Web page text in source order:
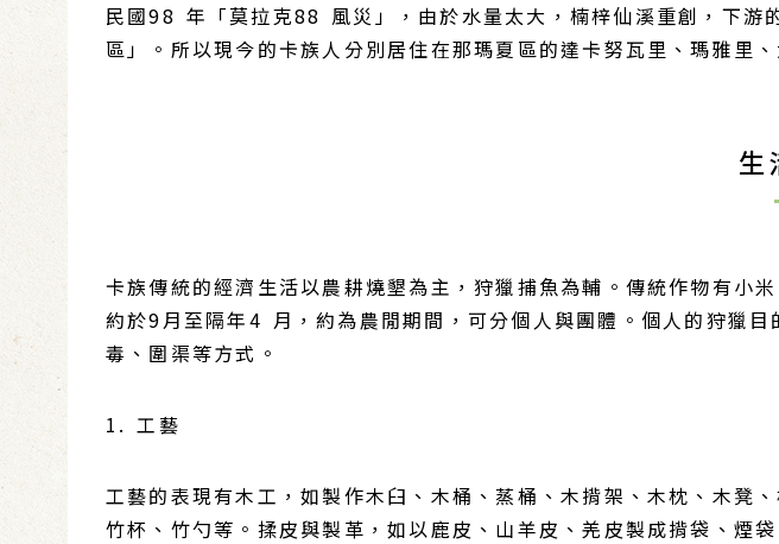
民國98 年「莫拉克88 風災」，由於水量太大，楠梓仙溪重創，下游
區」。所以現今的卡族人分別居住在那瑪夏區的達卡努瓦里、瑪雅里
生
卡族傳統的經濟生活以農耕燒墾為主，狩獵捕魚為輔。傳統作物有小
約於9月至隔年4 月，約為農閒期間，可分個人與團體。個人的狩獵
毒、圍渠等方式。
1. 工藝
工藝的表現有木工，如製作木臼、木桶、蒸桶、木揹架、木枕、木凳
竹杯、竹勺等。揉皮與製革，如以鹿皮、山羊皮、羌皮製成揹袋、煙